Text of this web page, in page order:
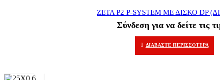
ZETA P2 P-SYSTEM ΜΕ ΔΙΣΚΟ DP
Σύνδεση για να δείτε τις
ΔΙΑΒΆΣΤΕ ΠΕΡΙΣΣΌΤΕΡΑ